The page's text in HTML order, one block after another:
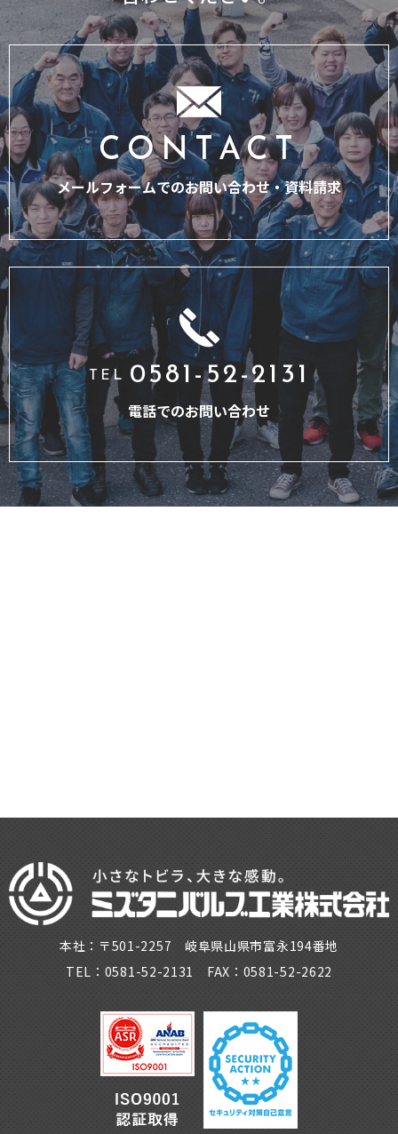
CONTACT
メールフォームでのお問い合わせ・資料請求
TEL 0581-52-2131
電話でのお問い合わせ
本社：〒501-2257 岐阜県山県市富永194番地
TEL：0581-52-2131 FAX：0581-52-2622